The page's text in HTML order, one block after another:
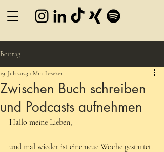
Beitrag
Zwischen Buch schreiben
und Podcasts aufnehmen
19. Juli 2023 1 Min. Lesezeit
Hallo meine Lieben,
und mal wieder ist eine neue Woche gestartet.